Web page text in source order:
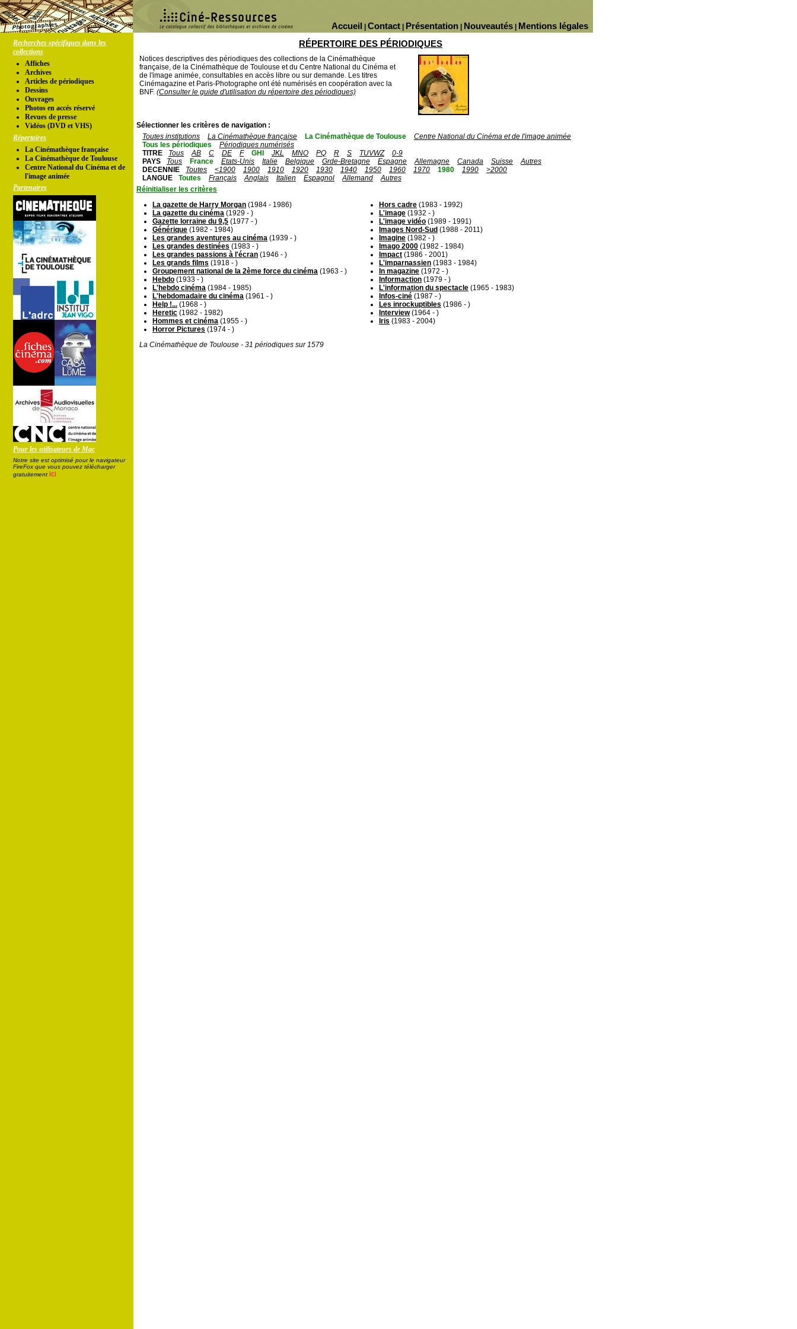
Mentions légales
Nouveautés
Présentation
Contact
Accueil
Recherches spécifiques dans les
collections
Affiches
Archives
Articles de périodiques
Dessins
Ouvrages
Photos en accés réservé
Revues de presse
Vidéos (DVD et VHS)
Répertoires
La Cinémathèque française
La Cinémathèque de Toulouse
Centre National du Cinéma et de
l'image animée
Partenaires
Pour les utilisateurs de Mac
Notre site est optimisé pour le navigateur
FireFox que vous pouvez télécharger
gratuitement ici
RÉPERTOIRE DES PÉRIODIQUES
Notices descriptives des périodiques des collections de la Cinémathèque
française, de la Cinémathèque de Toulouse et du Centre National du Cinéma et
de l'image animée, consultables en accès libre ou sur demande. Les titres
Cinémagazine et Paris-Photographe ont été numérisés en coopération avec la
BNF. (Consulter le guide d'utilisation du répertoire des périodiques)
Sélectionner les critères de navigation :
Toutes institutions
La Cinémathèque française La Cinémathèque de Toulouse
Centre National du Cinéma et de l'image animée
Tous les périodiques
Périodiques numérisés
TITRE
Tous AB C DE F GHI JKL MNO PQ R S TUVWZ
0-9
PAYS
Tous France Etats-Unis Italie Belgique Grde-Bretagne Espagne Allemagne Canada Suisse
Autres
DECENNIE
Toutes <1900 1900 1910 1920 1930 1940 1950 1960 1970 1980 1990
>2000
LANGUE
Toutes Français Anglais Italien Espagnol Allemand
Autres
Réinitialiser les critères
La gazette de Harry Morgan (1984 - 1986)
La gazette du cinéma (1929 - )
Gazette lorraine du 9,5 (1977 - )
Générique (1982 - 1984)
Les grandes aventures au cinéma (1939 - )
Les grandes destinées (1983 - )
Les grandes passions à l'écran (1946 - )
Les grands films (1918 - )
Groupement national de la 2ème force du cinéma (1963 - )
Hebdo (1933 - )
L'hebdo cinéma (1984 - 1985)
L'hebdomadaire du cinéma (1961 - )
Help !... (1968 - )
Heretic (1982 - 1982)
Hommes et cinéma (1955 - )
Horror Pictures (1974 - )
Hors cadre (1983 - 1992)
L'image (1932 - )
L'image vidéo (1989 - 1991)
Images Nord-Sud (1988 - 2011)
Imagine (1982 - )
Imago 2000 (1982 - 1984)
Impact (1986 - 2001)
L'imparnassien (1983 - 1984)
In magazine (1972 - )
Informaction (1979 - )
L'information du spectacle (1965 - 1983)
Infos-ciné (1987 - )
Les inrockuptibles (1986 - )
Interview(1964 - )
Iris (1983 - 2004)
La Cinémathèque de Toulouse - 31 périodiques sur 1579